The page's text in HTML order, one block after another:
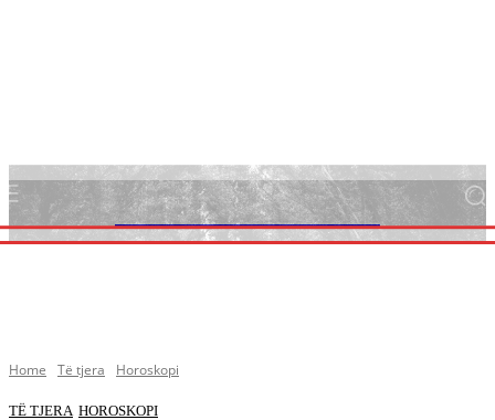
FOCUS ALBANIA
Home Të tjera Horoskopi
TË TJERA HOROSKOPI